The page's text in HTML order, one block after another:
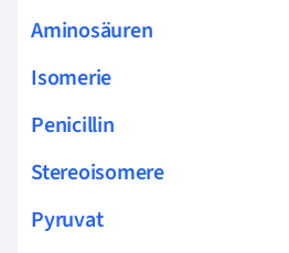
Aminosäuren
Isomerie
Penicillin
Stereoisomere
Pyruvat